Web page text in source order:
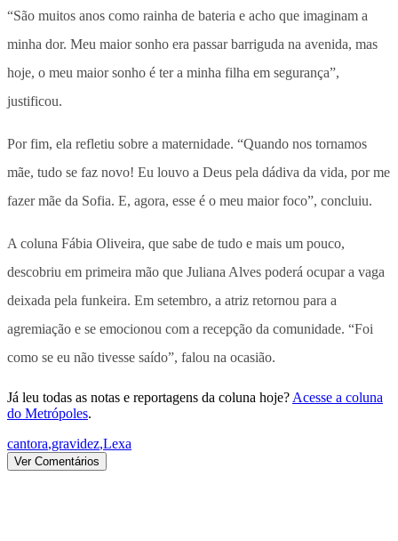
“São muitos anos como rainha de bateria e acho que imaginam a
minha dor. Meu maior sonho era passar barriguda na avenida, mas
hoje, o meu maior sonho é ter a minha filha em segurança”,
justificou.
Por fim, ela refletiu sobre a maternidade. “Quando nos tornamos
mãe, tudo se faz novo! Eu louvo a Deus pela dádiva da vida, por me
fazer mãe da Sofia. E, agora, esse é o meu maior foco”, concluiu.
A coluna Fábia Oliveira, que sabe de tudo e mais um pouco,
descobriu em primeira mão que Juliana Alves poderá ocupar a vaga
deixada pela funkeira. Em setembro, a atriz retornou para a
agremiação e se emocionou com a recepção da comunidade. “Foi
como se eu não tivesse saído”, falou na ocasião.
Já leu todas as notas e reportagens da coluna hoje? Acesse a coluna
do Metrópoles.
cantora,gravidez,Lexa
Ver Comentários